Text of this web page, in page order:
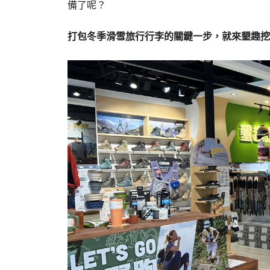
備了呢？
打包冬季滑雪旅行行李的關鍵一步，就來墾趣